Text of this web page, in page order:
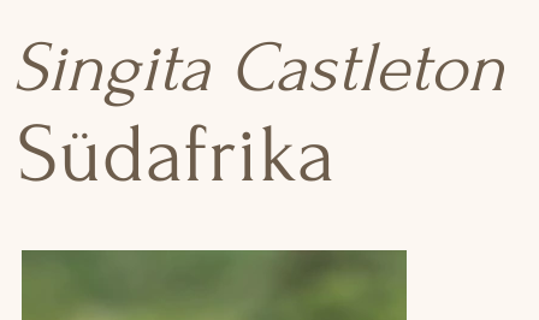
Singita Castleton
Südafrika